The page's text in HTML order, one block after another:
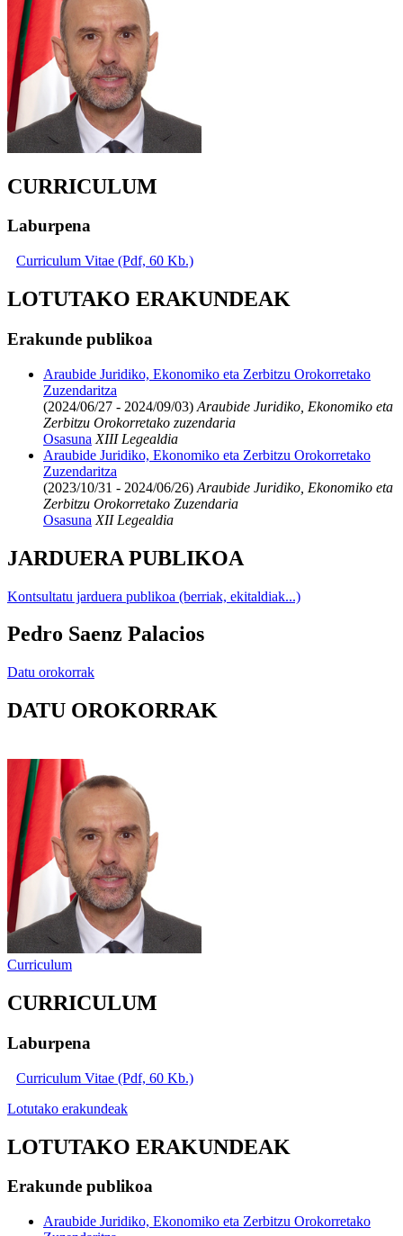
CURRICULUM
Laburpena
Curriculum Vitae (Pdf, 60 Kb.)
LOTUTAKO ERAKUNDEAK
Erakunde publikoa
Araubide Juridiko, Ekonomiko eta Zerbitzu Orokorretako
Zuzendaritza
(2024/06/27 - 2024/09/03) Araubide Juridiko, Ekonomiko eta
Zerbitzu Orokorretako zuzendaria
Osasuna XIII Legealdia
Araubide Juridiko, Ekonomiko eta Zerbitzu Orokorretako
Zuzendaritza
(2023/10/31 - 2024/06/26) Araubide Juridiko, Ekonomiko eta
Zerbitzu Orokorretako Zuzendaria
Osasuna XII Legealdia
JARDUERA PUBLIKOA
Kontsultatu jarduera publikoa (berriak, ekitaldiak...)
Pedro Saenz Palacios
Datu orokorrak
DATU OROKORRAK
Curriculum
CURRICULUM
Laburpena
Curriculum Vitae (Pdf, 60 Kb.)
Lotutako erakundeak
LOTUTAKO ERAKUNDEAK
Erakunde publikoa
Araubide Juridiko, Ekonomiko eta Zerbitzu Orokorretako